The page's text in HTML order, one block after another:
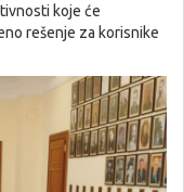
koje će
rešenje za korisnike